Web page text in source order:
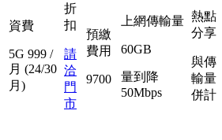
資費
5G 999 /
月 (24/30
月)
折
扣
請
洽
門
市
預繳
費用
9700
上網傳輸量
60GB
量到降
50Mbps
熱點
分享
與傳
輸量
併計